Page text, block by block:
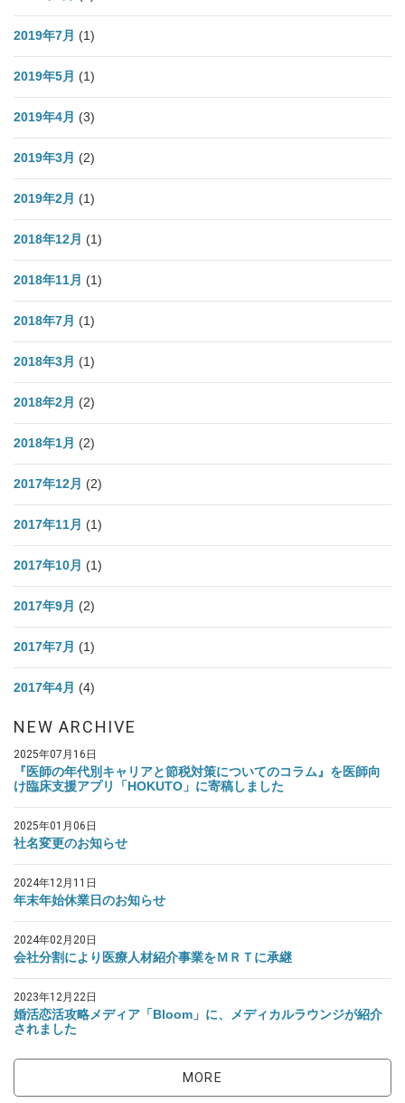
2019年7月 (1)
2019年5月 (1)
2019年4月 (3)
2019年3月 (2)
2019年2月 (1)
2018年12月 (1)
2018年11月 (1)
2018年7月 (1)
2018年3月 (1)
2018年2月 (2)
2018年1月 (2)
2017年12月 (2)
2017年11月 (1)
2017年10月 (1)
2017年9月 (2)
2017年7月 (1)
2017年4月 (4)
NEW ARCHIVE
2025年07月16日
『医師の年代別キャリアと節税対策についてのコラム』を医師向
け臨床支援アプリ「HOKUTO」に寄稿しました
2025年01月06日
社名変更のお知らせ
2024年12月11日
年末年始休業日のお知らせ
2024年02月20日
会社分割により医療人材紹介事業をＭＲＴに承継
2023年12月22日
婚活恋活攻略メディア「Bloom」に、メディカルラウンジが紹介
されました
MORE